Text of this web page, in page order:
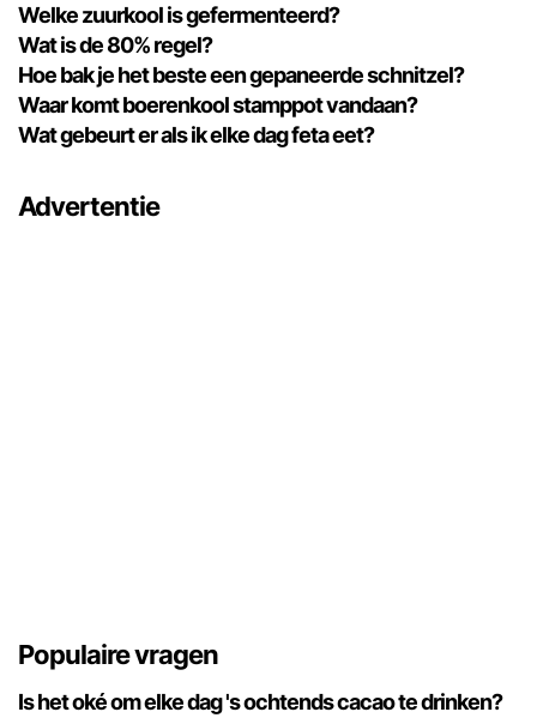
Welke zuurkool is gefermenteerd?
Wat is de 80% regel?
Hoe bak je het beste een gepaneerde schnitzel?
Waar komt boerenkool stamppot vandaan?
Wat gebeurt er als ik elke dag feta eet?
Advertentie
Populaire vragen
Is het oké om elke dag 's ochtends cacao te drinken?